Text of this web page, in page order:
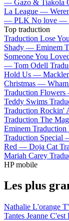
— Gazo & Tiakola
La League —
— PLK No love —
Top traduction
Traduction Lose
Shady — Eminem
Someone You
— Tom Odell
Hold Us —
Christmas — Wham
Traduction
Teddy Swims
Traduction Rockin'
Traduction The
Eminem
Traduction Special
Red — Doja Cat
Mariah Carey
HP mobile
Les plus
Nathalie L'orange
Tantes Jeanne C'est